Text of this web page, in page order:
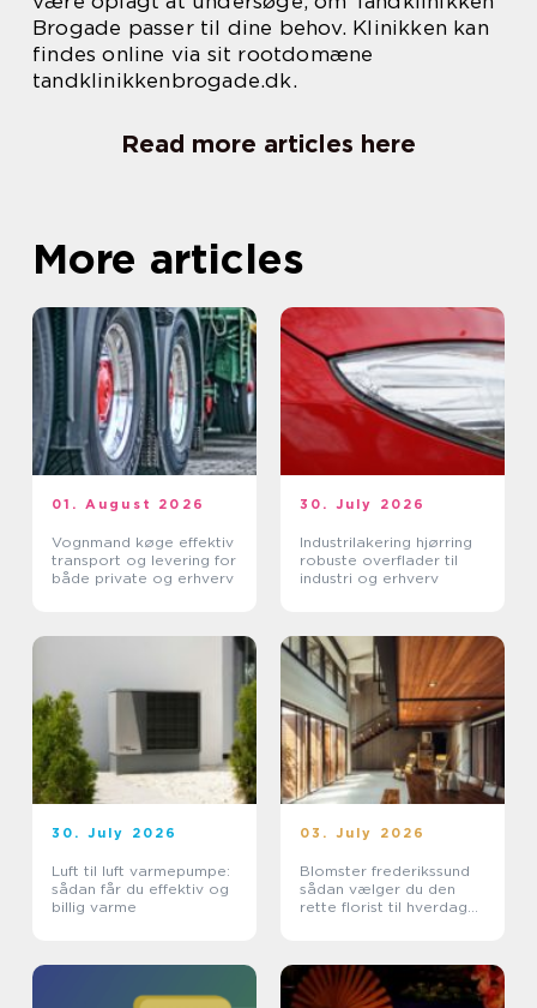
Brogade passer til dine behov. Klinikken kan
findes online via sit rootdomæne
tandklinikkenbrogade.dk.
Read more articles here
More articles
01. August 2026
Vognmand køge effektiv
transport og levering for
både private og erhverv
30. July 2026
Industrilakering hjørring
robuste overflader til
industri og erhverv
30. July 2026
Luft til luft varmepumpe:
sådan får du effektiv og
billig varme
03. July 2026
Blomster frederikssund
sådan vælger du den
rette florist til hverdag